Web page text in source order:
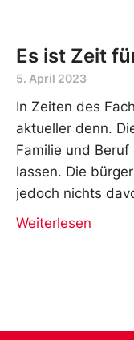
Es ist Zeit
5. April 2023
In Zeiten des
aktueller denn.
Familie und
lassen. Die
jedoch nichts
Weiterlesen